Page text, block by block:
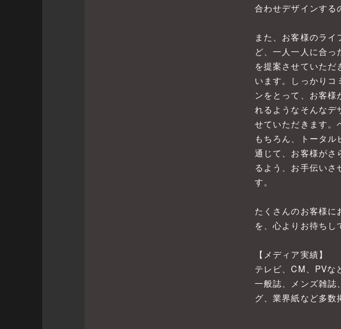
合わせデザインする
また、お客様のライ
ど、一人一人に合っ
を提案させていただ
います。しっかりコ
ンをとって、お客様
れるようなそんなデ
せていただきます。
もちろん、トータル
通じて、お客様がさ
るよう、お手伝いさ
す。
たくさんのお客様に
を、心よりお待ちし
【メディア実績】
テレビ、CM、PVな
一般誌、メンズ雑誌
グ、業界紙など多数